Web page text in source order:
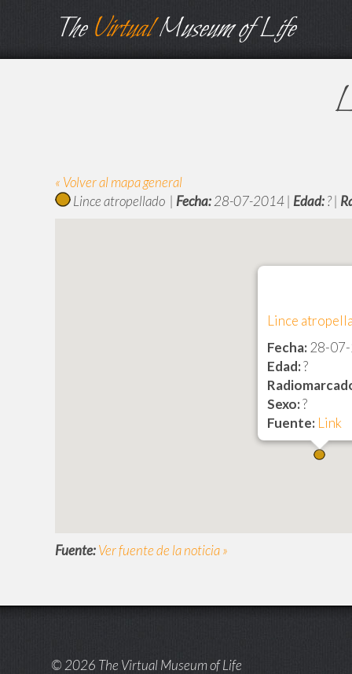
TheVirtualMuseum of Life
« Volver al mapa general
Lince atropellado | Fecha:28-07-2014 | Edad:? |
Lince
Fecha: 28-
Edad:?
Sexo:?
Fuente: Link
Fuente:Ver fuente de la noticia »
© 2026 The Virtual Museum of Life